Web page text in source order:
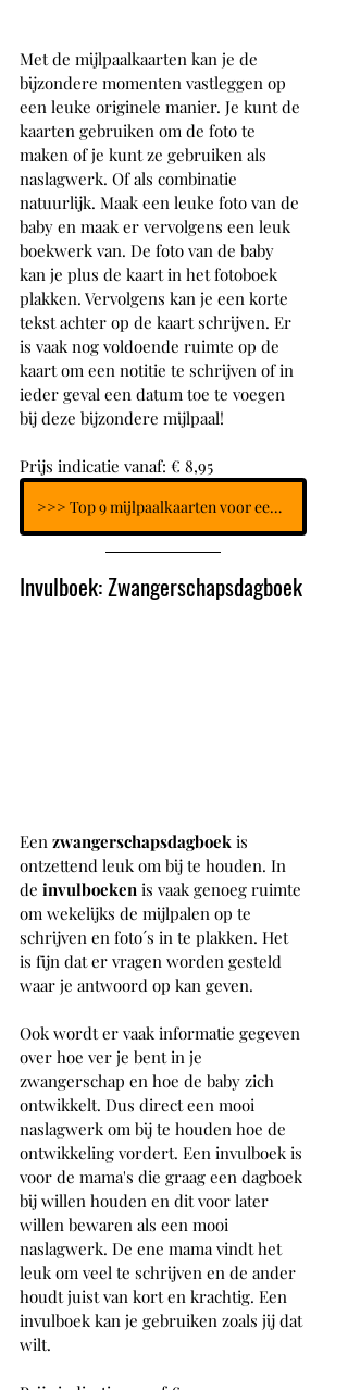
Met de mijlpaalkaarten kan je de
bijzondere momenten vastleggen op
een leuke originele manier. Je kunt de
kaarten gebruiken om de foto te
maken of je kunt ze gebruiken als
naslagwerk. Of als combinatie
natuurlijk. Maak een leuke foto van de
baby en maak er vervolgens een leuk
boekwerk van. De foto van de baby
kan je plus de kaart in het fotoboek
plakken. Vervolgens kan je een korte
tekst achter op de kaart schrijven. Er
is vaak nog voldoende ruimte op de
kaart om een notitie te schrijven of in
ieder geval een datum toe te voegen
bij deze bijzondere mijlpaal!
Prijs indicatie vanaf: € 8,95
>>> Top 9 mijlpaalkaarten voor een baby (0-12 maanden)
Invulboek: Zwangerschapsdagboek
Een zwangerschapsdagboek is
ontzettend leuk om bij te houden. In
de invulboeken is vaak genoeg ruimte
om wekelijks de mijlpalen op te
schrijven en foto´s in te plakken. Het
is fijn dat er vragen worden gesteld
waar je antwoord op kan geven.
Ook wordt er vaak informatie gegeven
over hoe ver je bent in je
zwangerschap en hoe de baby zich
ontwikkelt. Dus direct een mooi
naslagwerk om bij te houden hoe de
ontwikkeling vordert. Een invulboek is
voor de mama's die graag een dagboek
bij willen houden en dit voor later
willen bewaren als een mooi
naslagwerk. De ene mama vindt het
leuk om veel te schrijven en de ander
houdt juist van kort en krachtig. Een
invulboek kan je gebruiken zoals jij dat
wilt.